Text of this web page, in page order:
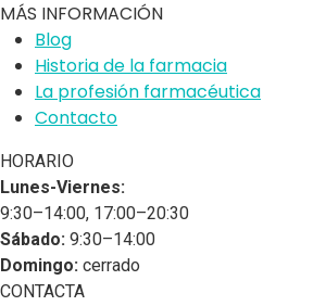
MÁS INFORMACIÓN
Blog
Historia de la farmacia
La profesión farmacéutica
Contacto
HORARIO
Lunes-Viernes:
9:30–14:00, 17:00–20:30
Sábado: 9:30–14:00
Domingo: cerrado
CONTACTA